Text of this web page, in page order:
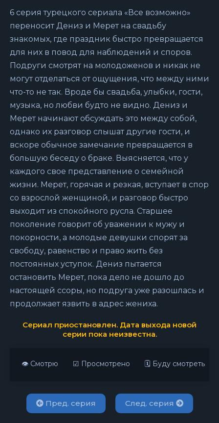
6 серия турецкого сериала «Все возможно»
переносит Дениз и Мерет на свадьбу
знакомых, где праздник быстро превращается
для них в повод для наблюдений и споров.
Подруги смотрят на молодоженов и никак не
могут отделаться от ощущения, что между ними
что-то не так. Вроде бы свадьба, улыбки, гости,
музыка, но любви будто не видно. Дениз и
Мерет начинают обсуждать это между собой,
однако их разговор слышат другие гости, и
вскоре обычное замечание превращается в
большую беседу о браке. Выясняется, что у
каждого свое представление о семейной
жизни. Мерет, горячая и резкая, вступает в спор
со взрослой женщиной, и разговор быстро
выходит из спокойного русла. Старшее
поколение говорит об уважении к мужу и
покорности, а молодые девушки спорят за
свободу, равенство и право жить без
постоянных уступок. Дениз пытается
остановить Мерет, пока дело не дошло до
настоящей ссоры, но подруга уже разошлась и
продолжает язвить в адрес жениха.
Сериал приостановлен. Дата выхода новой
серии пока неизвестна.
👁 Смотрю ☑ Просмотрено 🗓 Буду смотреть
Пред. серия След. серия